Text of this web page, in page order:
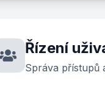
Řízení
Správa přístupů